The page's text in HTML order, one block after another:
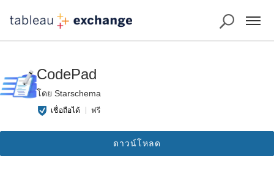
CodePad
โดย Starschema
เชื่อถือได้ ฟรี
ดาวน์โหลด